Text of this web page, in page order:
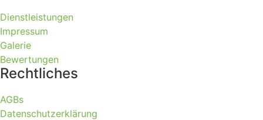
Dienstleistungen
Impressum
Galerie
Bewertungen
Rechtliches
AGBs
Datenschutzerklärung